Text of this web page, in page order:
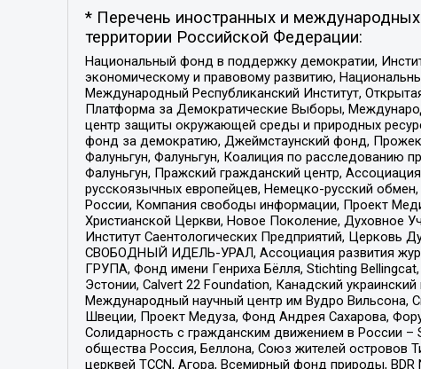
* Перечень иностранных и международных
территории Российской Федерации:
Национальный фонд в поддержку демократии,
экономическому и правовому развитию,
Международный Республиканский Институт,
Платформа за Демократические Выборы,
центр защиты окружающей среды и природных
фонд за демократию, Джеймстаунский фонд,
Фалуньгун, Фалуньгун, Коалиция по расследованию
Фалуньгун, Пражский гражданский центр,
русскоязычных европейцев, Немецко-русский
России, Компания свободы информации, Проект
Христианской Церкви, Новое Поколение, Духовное
Институт Саентологических Предприятий, Церковь
СВОБОДНЫЙ ИДЕЛЬ-УРАЛ, Ассоциация развития
ГРУПА, Фонд имени Генриха Бёлля, Stichting
Эстонии, Calvert 22 Foundation, Канадский
Международный научный центр им Вудро Вильсона,
Швеции, Проект Медуза, Фонд Андрея Сахарова,
Солидарность с гражданским движением в России –
общества Россия, Беллона, Союз жителей островов
церквей TCCN, Агора, Всемирный фонд природы,